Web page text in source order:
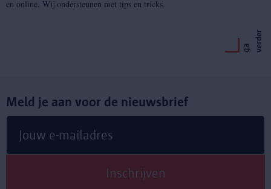
en online. Wij ondersteunen met tips en tricks.
g
a
v
e
r
d
e r
Meld je aan voor de nieuwsbrief